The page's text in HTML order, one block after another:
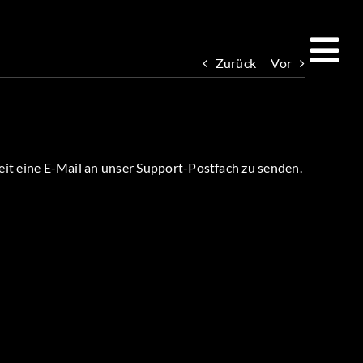
Zurück Vor
eine E-Mail an unser Support-Postfach zu senden.